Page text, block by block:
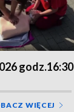
godz.16:30
WIĘCEJ